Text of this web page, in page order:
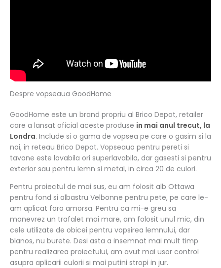
Despre vopseaua GoodHome
GoodHome este un brand propriu al Brico Depot, retailer
care a lansat oficial aceste produse in mai anul trecut, la
Londra. Include si o gama de vopsea pe care o gasim si la
noi, in reteau Brico Depot. Vopseaua pentru pereti si
tavane este lavabila ori superlavabila, dar gasesti si pentru
exterior sau pentru lemn si metal, in circa 20 de culori.
Pentru proiectul de mai sus, eu am folosit alb Ottawa
pentru fond si albastru Velbonne pentru pete, pe care le-
am aplicat fara amorsa. Pentru ca mi-e greu sa
manevrez un trafalet mai mare, am folosit unul mic, din
cele utilizate de obicei pentru vopsirea lemnului, dar
blanos, nu burete. Desi asta a insemnat mai mult timp
pentru realizarea proiectului, am avut mai usor control
asupra aplicarii culorii si mai putini stropi in jur.